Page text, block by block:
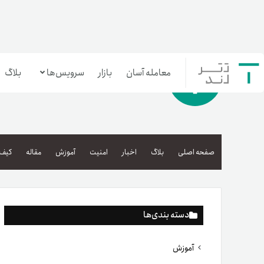
معامله آسان بازار سرویس‌ها
بازار تترلند
سرمایه‌گذاری آسان
بلاگ
صفحه اصلی بلاگ اخبار امنیت آموزش مقاله
دسته بندی‌ها
آموزش